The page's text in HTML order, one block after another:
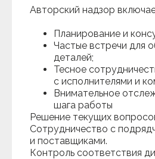
Авторский надзор
Планирование и
Частые встречи для
деталей;
Тесное
с исполнителями и
Внимательное
шага работы
Решение текущих
Сотрудничество с
и поставщиками.
Контроль соответствия